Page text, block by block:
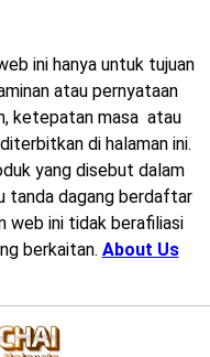
ini hanya untuk tujuan
atau pernyataan
ketepatan masa atau
di halaman ini.
yang disebut dalam
tanda dagang berdaftar
web ini tidak berafiliasi
berkaitan. About Us